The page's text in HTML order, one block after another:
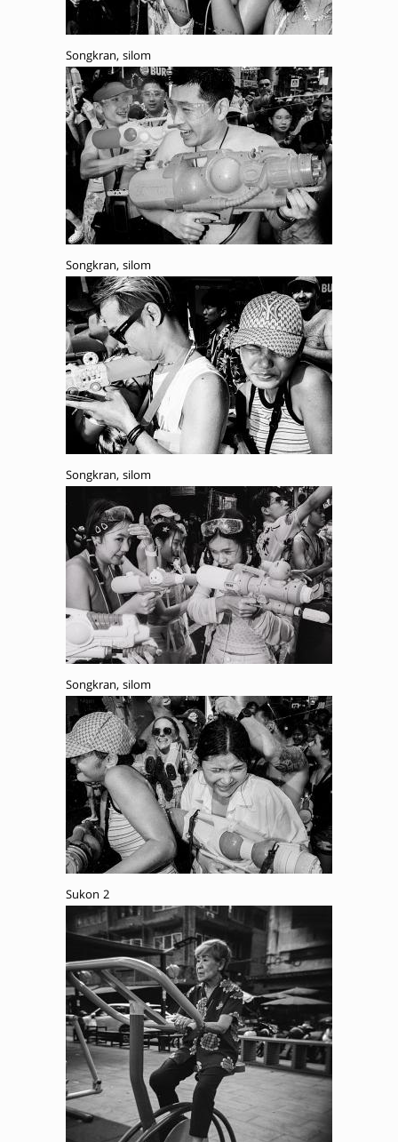
Songkran, silom
Songkran, silom
Songkran, silom
Songkran, silom
Sukon 2